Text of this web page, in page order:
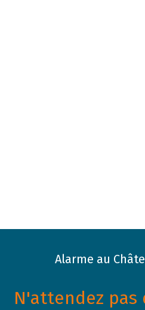
Alarme au
N'attendez